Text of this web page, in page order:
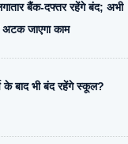
बैंक-दफ्तर रहेंगे बंद; अभी
अटक जाएगा काम
बाद भी बंद रहेंगे स्कूल?